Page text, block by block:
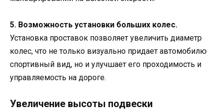
5. Возможность установки больших колес.
Установка проставок позволяет увеличить диаметр
колес, что не только визуально придает автомобилю
спортивный вид, но и улучшает его проходимость и
управляемость на дороге.
Увеличение высоты подвески